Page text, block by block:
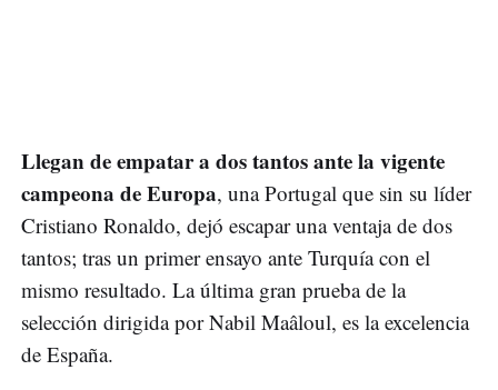
Llegan de empatar a dos tantos ante la vigente
campeona de Europa, una Portugal que sin su líder
Cristiano Ronaldo, dejó escapar una ventaja de dos
tantos; tras un primer ensayo ante Turquía con el
mismo resultado. La última gran prueba de la
selección dirigida por Nabil Maâloul, es la excelencia
de España.